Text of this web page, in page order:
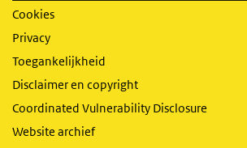
Cookies
Privacy
Toegankelijkheid
Disclaimer en copyright
Coordinated Vulnerability Disclosure
Website archief